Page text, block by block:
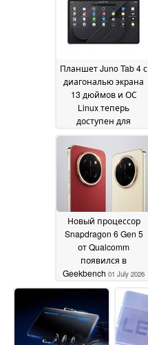
аккумулятор
емкостью 7 000 мА·ч
и многое другое
July 2026
Планшет Juno Tab 4 с
диагональю экрана
13 дюймов и ОС
Linux теперь
доступен для
предварительного
заказа по цене около
1 000 долларов04 July
2026
Новый процессор
Snapdragon 6 Gen 5
от Qualcomm
появился в
Geekbench 01 July 2026